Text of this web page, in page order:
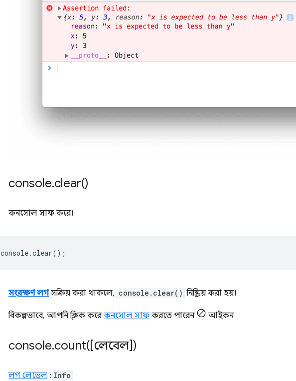
console.clear()
কনসোল সাফ করে।
console.clear();
সংরক্ষণ লগসক্রিয় করা থাকলে, console.clear() নিষ্ক্রিয় করা হয়।
বিকল্পভাবে, আপনি ক্লিক করেকনসোল সাফ করতে পারেন আইকন
console.count([লেবেল])
লগ লেভেল : Info